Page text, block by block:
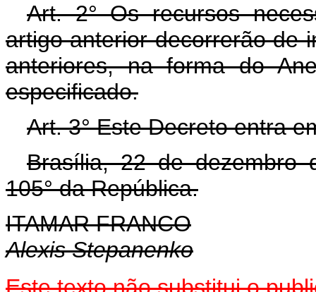
Art. 2° Os recursos
artigo anterior decorrerão de
anteriores, na forma do
especificado.
Art. 3° Este Decreto entra
Brasília, 22 de dezembro
105° da República.
ITAMAR FRANCO
Alexis Stepanenko